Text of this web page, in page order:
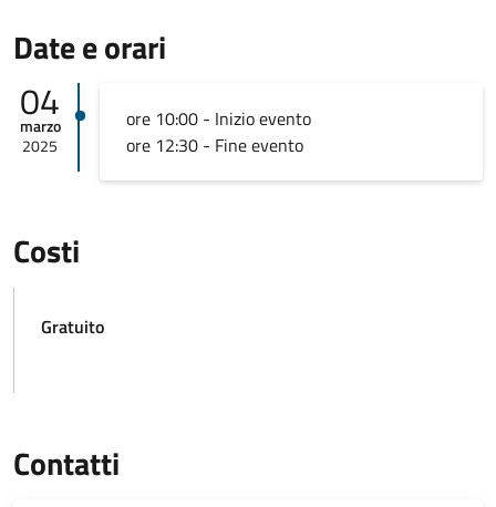
Date e orari
04
marzo
2025
ore 10:00 - Inizio evento
ore 12:30 - Fine evento
Costi
Gratuito
Contatti